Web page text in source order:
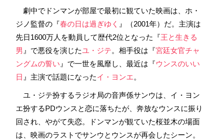
劇中でドンマンが部屋で最初に観ていた映画は、ホ・
ジノ監督の『春の日は過ぎゆく 』（2001年）だ。主演は
先日1600万人を動員して歴代2位となった『王と生きる
男 』で悪役を演じたユ・ジテ。相手役は『宮廷女官チャ
ングムの誓い 』で一世を風靡し、最近は『ウンスのいい
日 』主演で話題になったイ・ヨンエ。
ユ・ジテ扮するラジオ局の音声係サンウは、イ・ヨン
エ扮するPDウンスと恋に落ちたが、奔放なウンスに振り
回され、やがて失恋。ドンマンが観ていた桜並木の場面
は、映画のラストでサンウとウンスが再会したシーン。